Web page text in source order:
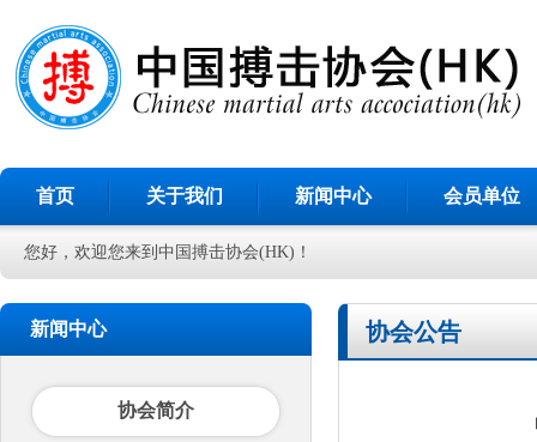
首页 关于我们 新闻中心 会员单位
您好，欢迎您来到中国搏击协会(HK)！
新闻中心
协会简介
协会公告